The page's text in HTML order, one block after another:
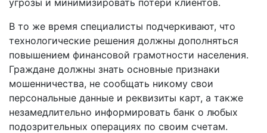
В то же время специалисты подчеркивают, что
технологические решения должны дополняться
повышением финансовой грамотности населения.
Граждане должны знать основные признаки
мошенничества, не сообщать никому свои
персональные данные и реквизиты карт, а также
незамедлительно информировать банк о любых
подозрительных операциях по своим счетам.